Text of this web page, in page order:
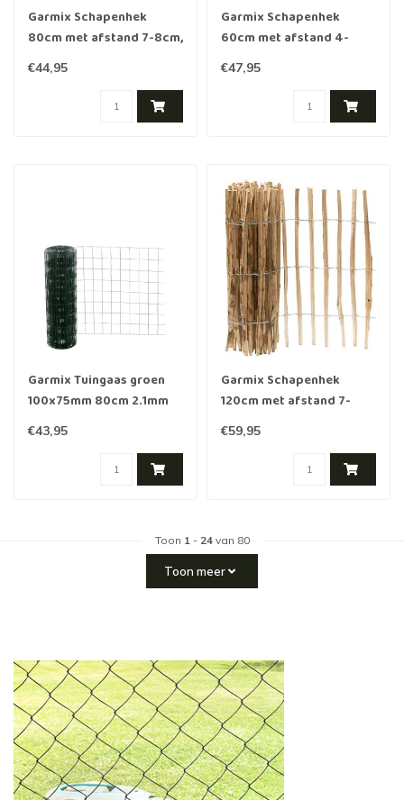
Garmix Schapenhek
80cm met afstand 7-8cm,
5m
€44,95
Garmix Schapenhek
60cm met afstand 4-
5cm, 5m
€47,95
Garmix Tuingaas groen
100x75mm 80cm 2.1mm
25m
€43,95
Garmix Schapenhek
120cm met afstand 7-
8cm, 5m
€59,95
Toon 1 - 24van 80
Toon meer